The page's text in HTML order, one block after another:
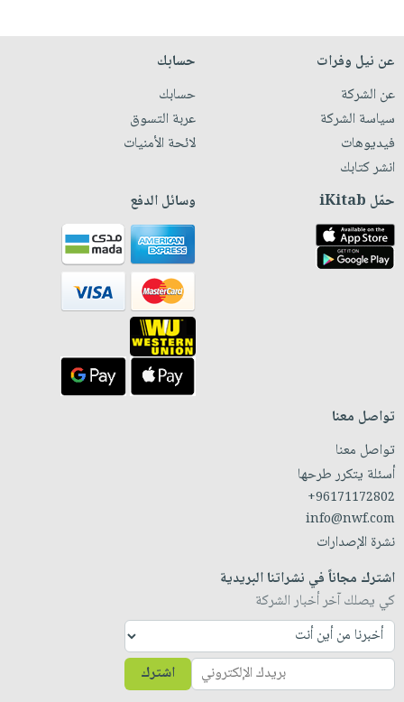
عن نيل وفرات
عن الشركة
سياسة الشركة
فيديوهات
انشر كتابك
حسابك
حسابك
عربة التسوق
لائحة الأمنيات
حمّل iKitab وسائل الدفع
تواصل معنا
تواصل معنا
أسئلة يتكرر طرحها
+96171172802
info@nwf.com
نشرة الإصدارات
اشترك مجاناً في نشراتنا البريدية
كي يصلك آخر أخبار الشركة
اشترك